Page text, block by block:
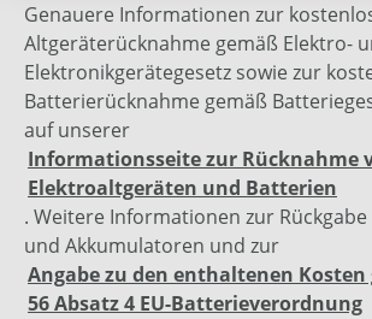
Genauere Informationen zur
Altgeräterücknahme gemäß Elektro-
Elektronikgerätegesetz sowie zur
Batterierücknahme gemäß
auf unserer
Informationsseite zur Rücknahme
Elektroaltgeräten und Batterien
. Weitere Informationen zur
und Akkumulatoren und zur
Angabe zu den enthaltenen
56 Absatz 4 EU-Batterieverordnung